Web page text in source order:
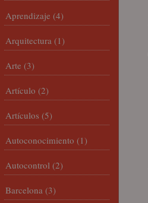
Aprendizaje (4)
Arquitectura (1)
Arte (3)
Artículo (2)
Artículos (5)
Autoconocimiento (1)
Autocontrol (2)
Barcelona (3)